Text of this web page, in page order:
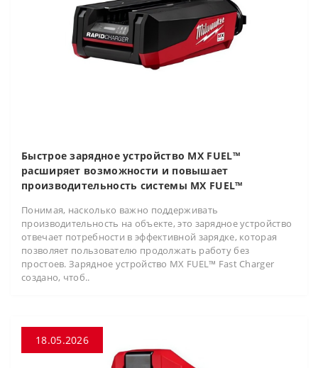
Быстрое зарядное устройство MX FUEL™
расширяет возможности и повышает
производительность системы MX FUEL™
Понимая, насколько важно поддерживать
производительность на объекте, это зарядное устройство
отвечает потребности в эффективной зарядке, которая
позволяет пользователю продолжать работу без
простоев. Зарядное устройство MX FUEL™ Fast Charger
создано, чтоб..
18.05.2026